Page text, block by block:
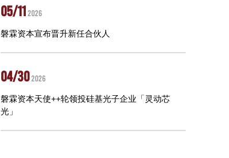
05/112026
磐霖资本宣布晋升新任合伙人
04/302026
磐霖资本天使++轮领投硅基光子企业「灵动芯
光」